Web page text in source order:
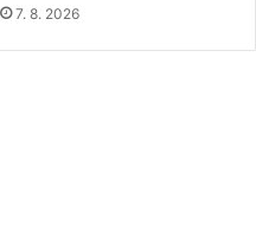
7. 8. 2026